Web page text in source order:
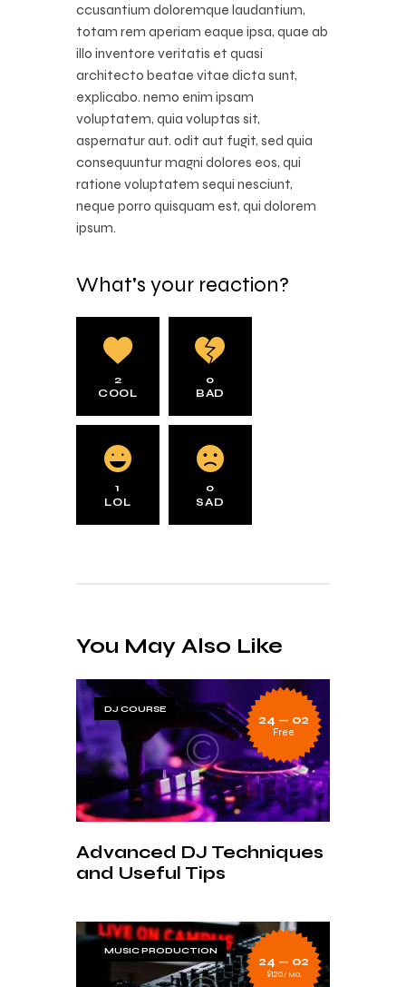
ccusantium doloremque laudantium,
totam rem aperiam eaque ipsa, quae ab
illo inventore veritatis et quasi
architecto beatae vitae dicta sunt,
explicabo. nemo enim ipsam
voluptatem, quia voluptas sit,
aspernatur aut. odit aut fugit, sed quia
consequuntur magni dolores eos, qui
ratione voluptatem sequi nesciunt,
neque porro quisquam est, qui dolorem
ipsum.
What's your reaction?
2
COOL
0
BAD
1
LOL
0
SAD
You May Also Like
DJ COURSE
24 — 02
Free
Advanced DJ Techniques
and Useful Tips
MUSIC PRODUCTION
24 — 02
$120 MO.